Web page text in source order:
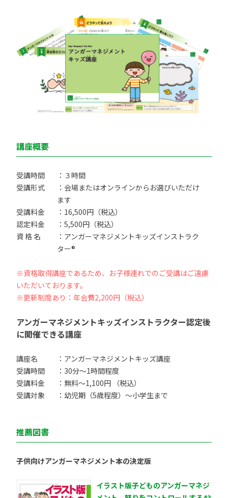
講座概要
受講時間
：３時間
受講形式
：会場またはオンラインからお選びいただけ
ます
受講料金
：16,500円（税込）
認定料金
：5,500円（税込）
資 格 名
：アンガーマネジメントキッズインストラク
ター®
※資格取得講座であるため、お子様連れでのご受講はご遠慮
いただいております。
※更新制度あり：年会費2,200円（税込）
アンガーマネジメントキッズインストラクター認定後
に開催できる講座
講座名
：アンガーマネジメントキッズ講座
受講時間
：30分〜1時間程度
受講料金
：無料〜1,100円 （税込）
受講対象
：幼児期（5歳程度）〜小学生まで
推薦図書
子供向けアンガーマネジメント本の決定版
イラスト版子どものアンガーマネジ